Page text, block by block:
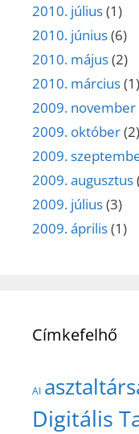
2010. július(1)
2010. június(6)
2010. május(2)
2010. március(1)
2009. november
2009. október(2)
2009.
2009. augusztus
2009. július(3)
2009. április(1)
Címkefelhő
AI
Digitális